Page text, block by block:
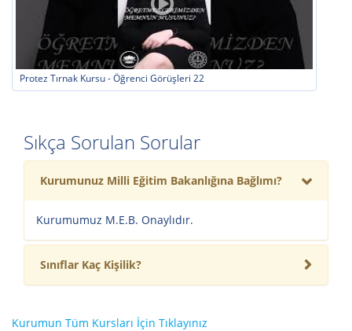
AKADEMİMİZ TARAFINDAN İSTİHDAM DESTEĞİ
-İŞKUR
-BÖLGESEL İSTİHDAM OFİSLERİ
-CUMHURBAŞKANLIĞI KARİYER KAPISI
-İBB İSTİHDAM OFİSLERİ
-AKADEMİMİZE BAŞVURAN GÜZELLİK MERKEZLERİ
HANGİBELGELERİ ALACAKSINIZ?
-TÜRKİYE DAHİL 38 ÜLKEDE GEÇERLİ EUROPASS
BELGESİ
-MESLEK KİMLİK KARTI
-USTALIK BELGESİ
-USTA ÖĞRETİCİLİK BELGESİ
Protez Tırnak Kursu - Öğrenci Görüşleri 22
Sıkça Sorulan Sorular
Kurumunuz Milli Eğitim Bakanlığına Bağlımı?
Kurumumuz M.E.B. Onaylıdır.
Sınıflar Kaç Kişilik?
Kurumun Tüm Kursları İçin Tıklayınız